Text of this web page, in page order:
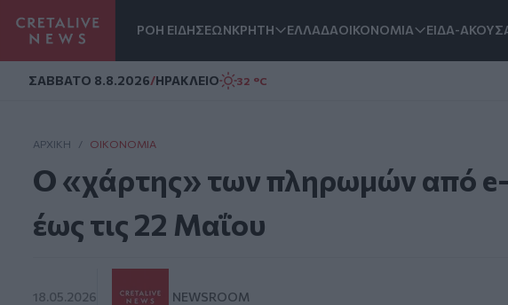
ΡΟΗ ΕΙΔΗΣΕΩΝΚΡΗΤΗ ΕΛΛΑΔΑΟΙΚΟΝΟΜΙΑ ΕΙΔΑ-
ΣAΒΒΑΤΟ 8.8.2026/ΗΡΑΚΛΕΙΟ 32 °C
ΑΡΧΙΚΗ / ΟΙΚΟΝΟΜΊΑ
Ο «χάρτης» των πληρωμών από
έως τις 22 Μαΐου
18.05.2026 NEWSROOM